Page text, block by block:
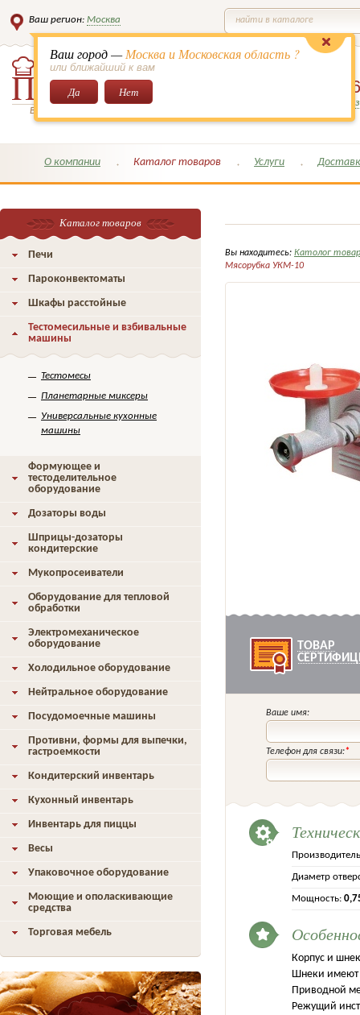
Ваш регион: Москва
Ваш город —Москва и Московская область ?
или ближайший к вам
Да Нет
найти в каталоге
Всё для кондитеров и поваров!
649-
Заказать обратный
О компании Каталог товаров Услуги
Вы находитесь: Католог
Мясорубка УКМ-10
ТОВАР
Ваше имя:
Телефон для связи:*
Диаметр
Мощность:
Корпус и
Шнеки имеют
Приводной
Режущий
Каталог товаров
Печи
Пароконвектоматы
Шкафы расстойные
Тестомесильные и взбивальные
машины
Тестомесы
Планетарные миксеры
Универсальные кухонные
машины
Формующее и
тестоделительное
оборудование
Дозаторы воды
Шприцы-дозаторы
кондитерские
Мукопросеиватели
Оборудование для тепловой
обработки
Электромеханическое
оборудование
Холодильное оборудование
Нейтральное оборудование
Посудомоечные машины
Противни, формы для выпечки,
гастроемкости
Кондитерский инвентарь
Кухонный инвентарь
Инвентарь для пиццы
Весы
Упаковочное оборудование
Моющие и ополаскивающие
средства
Торговая мебель